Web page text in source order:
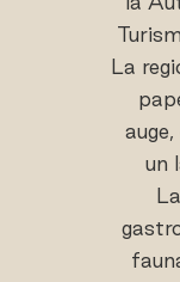
La
un